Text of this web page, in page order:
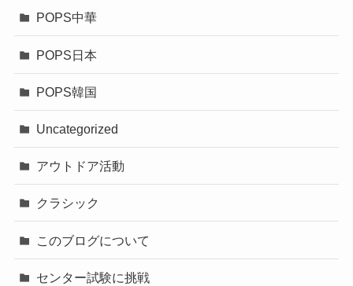
POPS中華
POPS日本
POPS韓国
Uncategorized
アウトドア活動
クラシック
このブログについて
センター試験に挑戦